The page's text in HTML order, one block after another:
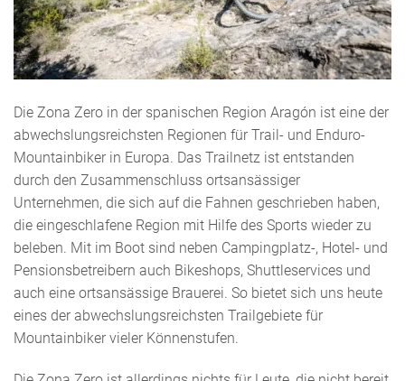
Die Zona Zero in der spanischen Region Aragón ist eine der
abwechslungsreichsten Regionen für Trail- und Enduro-
Mountainbiker in Europa. Das Trailnetz ist entstanden
durch den Zusammenschluss ortsansässiger
Unternehmen, die sich auf die Fahnen geschrieben haben,
die eingeschlafene Region mit Hilfe des Sports wieder zu
beleben. Mit im Boot sind neben Campingplatz-, Hotel- und
Pensionsbetreibern auch Bikeshops, Shuttleservices und
auch eine ortsansässige Brauerei. So bietet sich uns heute
eines der abwechslungsreichsten Trailgebiete für
Mountainbiker vieler Könnenstufen.